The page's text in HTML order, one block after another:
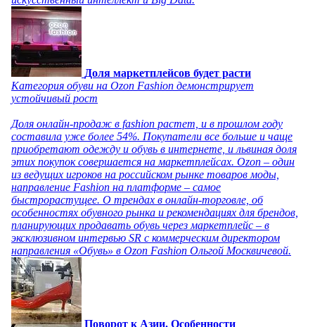
Доля маркетплейсов будет расти
Категория обуви на Ozon Fashion демонстрирует
устойчивый рост
Доля онлайн-продаж в fashion растет, и в прошлом году
составила уже более 54%. Покупатели все больше и чаще
приобретают одежду и обувь в интернете, и львиная доля
этих покупок совершается на маркетплейсах. Ozon – один
из ведущих игроков на российском рынке товаров моды,
направление Fashion на платформе – самое
быстрорастущее. О трендах в онлайн-торговле, об
особенностях обувного рынка и рекомендациях для брендов,
планирующих продавать обувь через маркетплейс – в
эксклюзивном интервью SR с коммерческим директором
направления «Обувь» в Ozon Fashion Ольгой Москвичевой.
Поворот к Азии. Особенности